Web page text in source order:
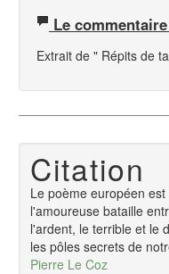
Le
Extrait de " Répits de
Citation
Le poème européen
l'amoureuse bataille
l'ardent, le terrible et le
les pôles secrets de
Pierre Le Coz